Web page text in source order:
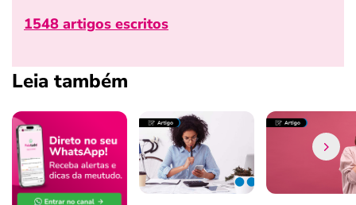
1548 artigos escritos
Leia também